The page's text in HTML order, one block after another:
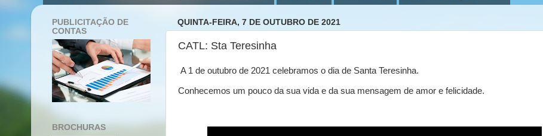
QUINTA-FEIRA, 7 DE OUTUBRO DE 2021
CATL: Sta Teresinha
A 1 de outubro de 2021 celebramos o dia de Santa Teresinha.
Conhecemos um pouco da sua vida e da sua mensagem de amor e felicidade.
PUBLICITAÇÃO DE
CONTAS
BROCHURAS